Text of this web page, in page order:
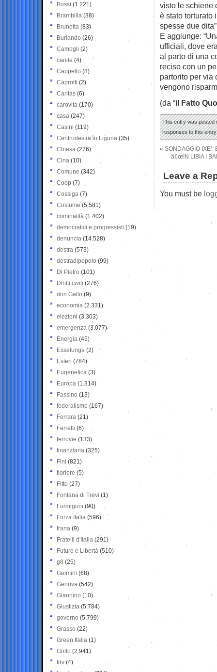
visto le schiene
è stato torturato
spesse due
E aggiunge:
ufficiali, dove
al parto di una
reciso con un
partorito per via
vengono
(da “il Fatto
This entry was posted
responses to this
« SONDAGGIO IXE’:
â€œIN LIBIA I
Leave a
You must be
Bossi (1.221)
Brambilla (38)
Brunetta (83)
Burlando (26)
Camogli (2)
canile (4)
Cappello (8)
Caprotti (2)
Caritas (6)
carovita (170)
casa (247)
Casini (119)
Centrodestra in Liguria (35)
Chiesa (276)
Cina (10)
Comune (342)
Coop (7)
Cossiga (7)
Costume (5.581)
criminalità (1.402)
democratici e progressisti (19)
denuncia (14.528)
destra (573)
destradipopolo (99)
Di Pietro (101)
Diritti civili (276)
don Gallo (9)
economia (2.331)
elezioni (3.303)
emergenza (3.077)
Energia (45)
Esselunga (2)
Esteri (784)
Eugenetica (3)
Europa (1.314)
Fassino (13)
federalismo (167)
Ferrara (21)
Ferretti (6)
ferrovie (133)
finanziaria (325)
Fini (821)
fioriere (5)
Fitto (27)
Fontana di Trevi (1)
Formigoni (90)
Forza Italia (596)
frana (9)
Fratelli d'Italia (291)
Futuro e Libertà (510)
g8 (25)
Gelmini (68)
Genova (542)
Giannino (10)
Giustizia (5.784)
governo (5.799)
Grasso (22)
Green Italia (1)
Grillo (2.941)
Idv (4)